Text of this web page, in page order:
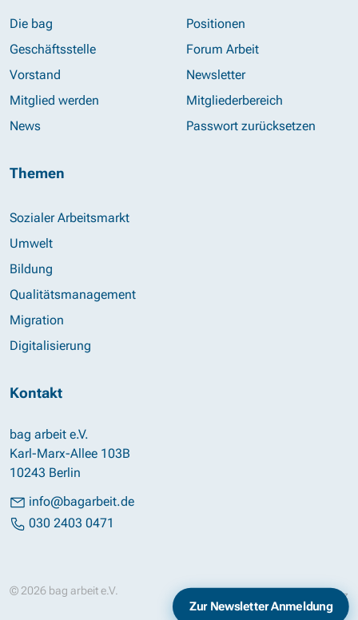
Die bag
Geschäftsstelle
Vorstand
Mitglied werden
News
Positionen
Forum Arbeit
Newsletter
Mitgliederbereich
Passwort zurücksetzen
Themen
Sozialer Arbeitsmarkt
Umwelt
Bildung
Qualitätsmanagement
Migration
Digitalisierung
Kontakt
bag arbeit e.V.
Karl-Marx-Allee 103B
10243 Berlin
info@bagarbeit.de
030 2403 0471
© 2026 bag arbeit e.V. Datenschutz
Zur Newsletter Anmeldung